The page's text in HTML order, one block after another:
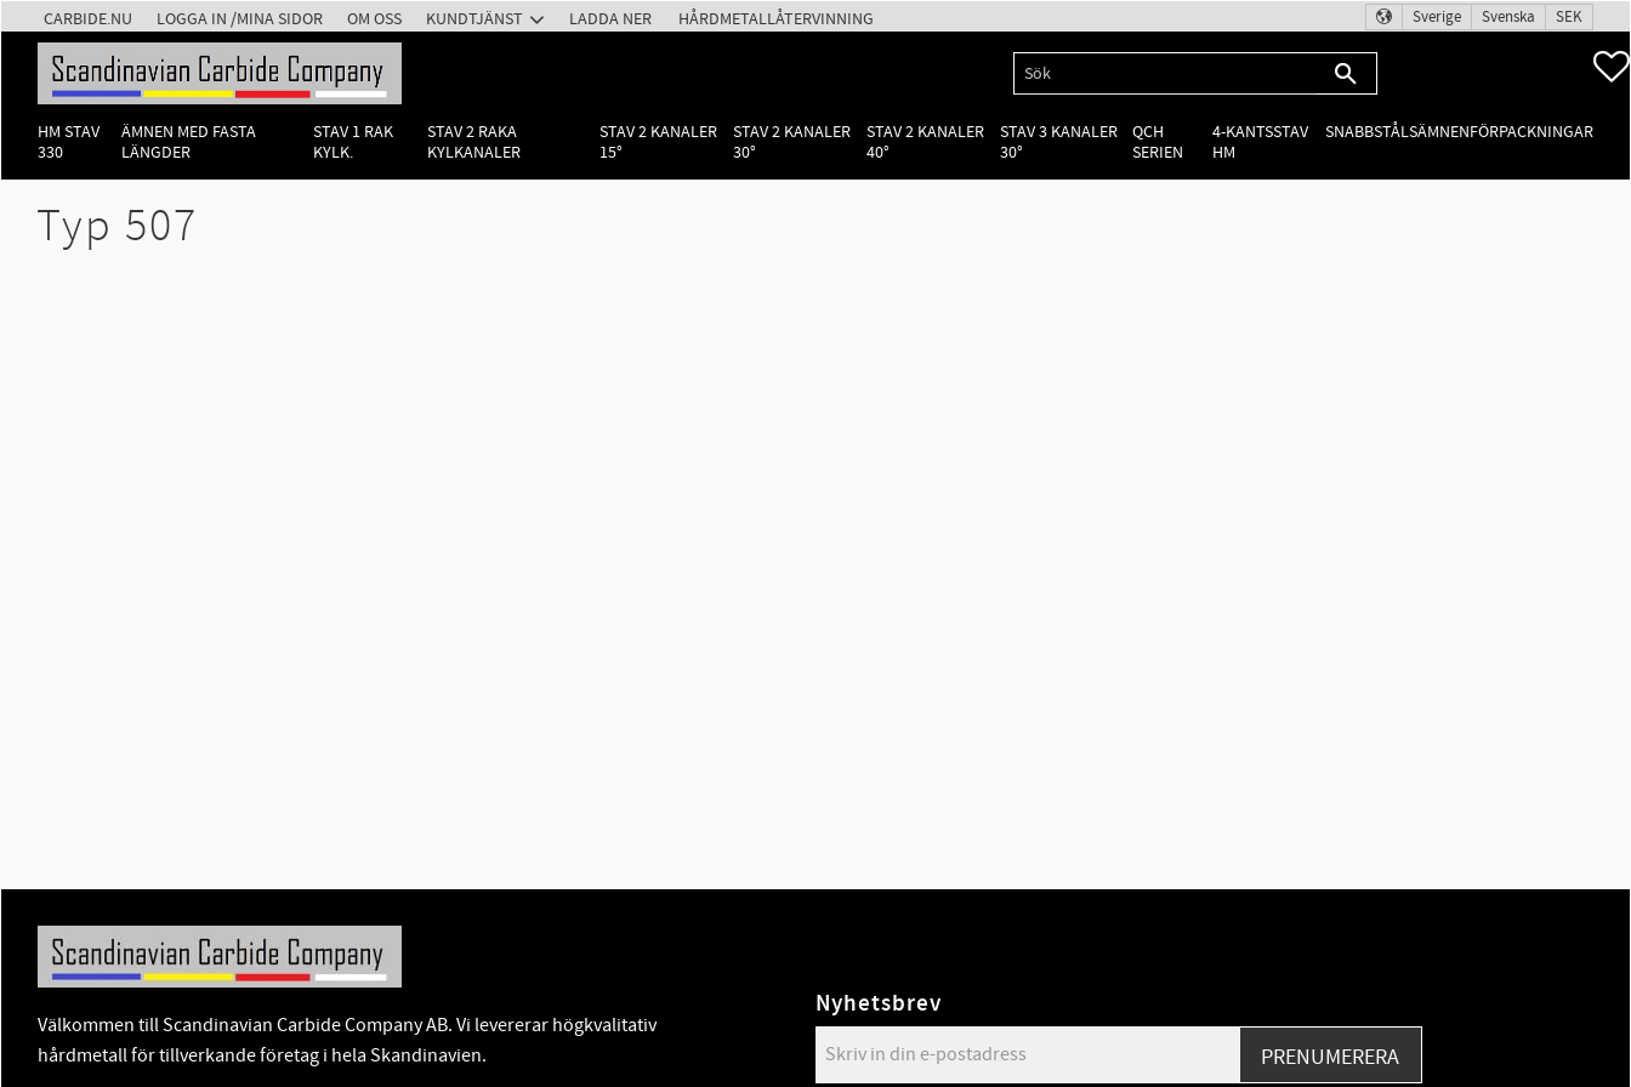
CARBIDE.NU LOGGA IN /MINA SIDOR OM OSS KUNDTJÄNST LADDA NER HÅRDMETALLÅTERVINNING Sverige Svenska SEK
HM STAV
330
ÄMNEN MED FASTA
LÄNGDER
STAV 1 RAK
KYLK.
STAV 2 RAKA
KYLKANALER
STAV 2 KANALER
15°
STAV 2 KANALER
30°
STAV 2 KANALER
40°
STAV 3 KANALER
30°
QCH
SERIEN
4-KANTSSTAV
HM
SNABBSTÅLSÄMNENFÖRPACKNINGAR
Typ 507
Välkommen till Scandinavian Carbide Company AB. Vi levererar högkvalitativ
hårdmetall för tillverkande företag i hela Skandinavien.
Nyhetsbrev
PRENUMERERA